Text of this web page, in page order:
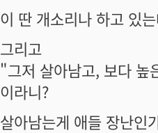
이 딴 개소리나 하고 있
그리고
"그저 살아남고, 보다 높
이라니?
살아남는게 애들 장난인